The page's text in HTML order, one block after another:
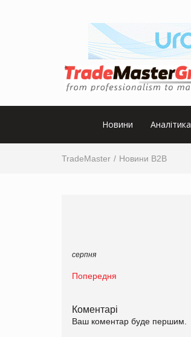
Новини Аналітика
TradeMaster Новини B2B
серпня
Попередня
Коментарі
Ваш коментар буде першим.